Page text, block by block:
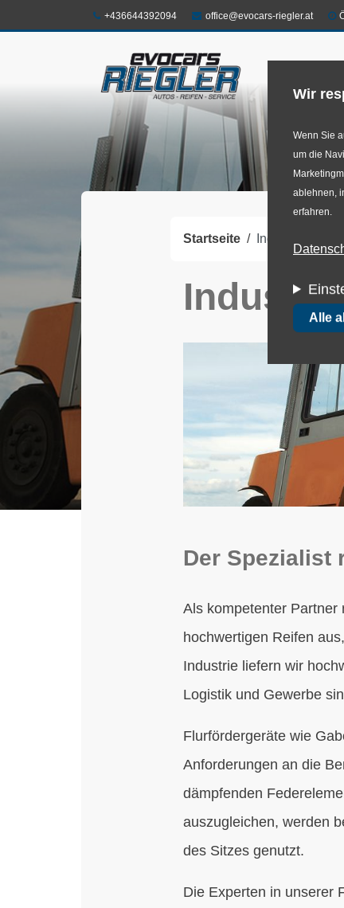
Wir
Wenn Sie
um die
ablehnen,
erfahren.
Alle
Telefon:
+436644392094 E-Mail:office@evocars-riegler.at
Startseite Industriereifen
Der Spezialist
Als kompetenter Partner
hochwertigen Reifen
Industrie liefern wir
Logistik und Gewerbe
Flurfördergeräte wie
Anforderungen an die
dämpfenden
auszugleichen, werden
des Sitzes genutzt.
Die Experten in unserer